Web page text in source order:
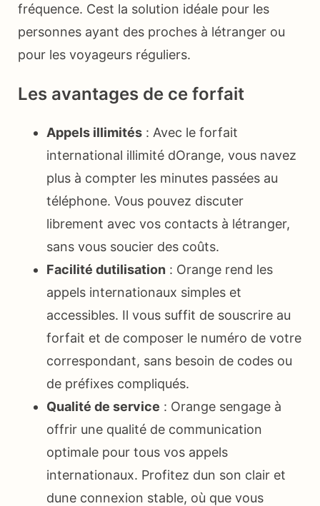
fréquence. Cest la solution idéale pour les
personnes ayant des proches à létranger ou
pour les voyageurs réguliers.
Les avantages de ce forfait
Appels illimités : Avec le forfait
international illimité dOrange, vous navez
plus à compter les minutes passées au
téléphone. Vous pouvez discuter
librement avec vos contacts à létranger,
sans vous soucier des coûts.
Facilité dutilisation : Orange rend les
appels internationaux simples et
accessibles. Il vous suffit de souscrire au
forfait et de composer le numéro de votre
correspondant, sans besoin de codes ou
de préfixes compliqués.
Qualité de service : Orange sengage à
offrir une qualité de communication
optimale pour tous vos appels
internationaux. Profitez dun son clair et
dune connexion stable, où que vous